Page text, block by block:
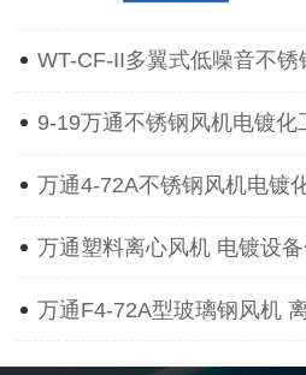
WT-CF-II多翼式低噪音不锈钢电镀化工
9-19万通不锈钢风机电镀化工抽风用
万通4-72A不锈钢风机电镀化工抽风
万通塑料离心风机 电镀设备化工实验
万通F4-72A型玻璃钢风机 离心